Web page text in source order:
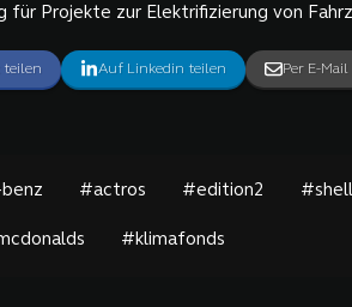
für Projekte zur Elektrifizierung von
teilen Auf Linkedin teilen Per E-
#actros #edition2 #shell
#klimafonds